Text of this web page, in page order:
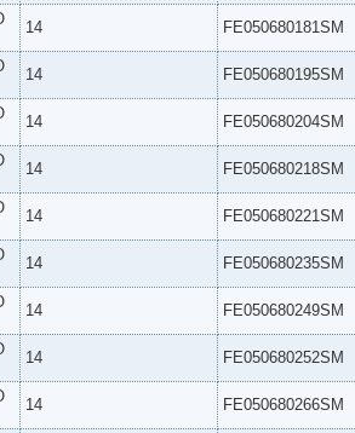
14 FE050680181SM
14 FE050680195SM
14 FE050680204SM
14 FE050680218SM
14 FE050680221SM
14 FE050680235SM
14 FE050680249SM
14 FE050680252SM
14 FE050680266SM